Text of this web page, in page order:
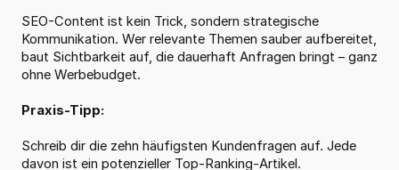
SEO-Content ist kein Trick, sondern strategische
Kommunikation. Wer relevante Themen sauber aufbereitet,
baut Sichtbarkeit auf, die dauerhaft Anfragen bringt – ganz
ohne Werbebudget.
Praxis-Tipp:
Schreib dir die zehn häufigsten Kundenfragen auf. Jede
davon ist ein potenzieller Top-Ranking-Artikel.